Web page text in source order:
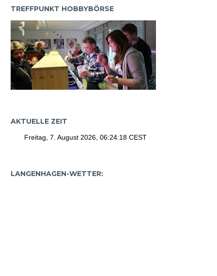
TREFFPUNKT HOBBYBÖRSE
AKTUELLE ZEIT
LANGENHAGEN-WETTER: